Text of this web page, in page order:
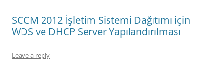
SCCM 2012 İşletim Sistemi Dağıtımı için
WDS ve DHCP Server Yapılandırılması
Leave a reply